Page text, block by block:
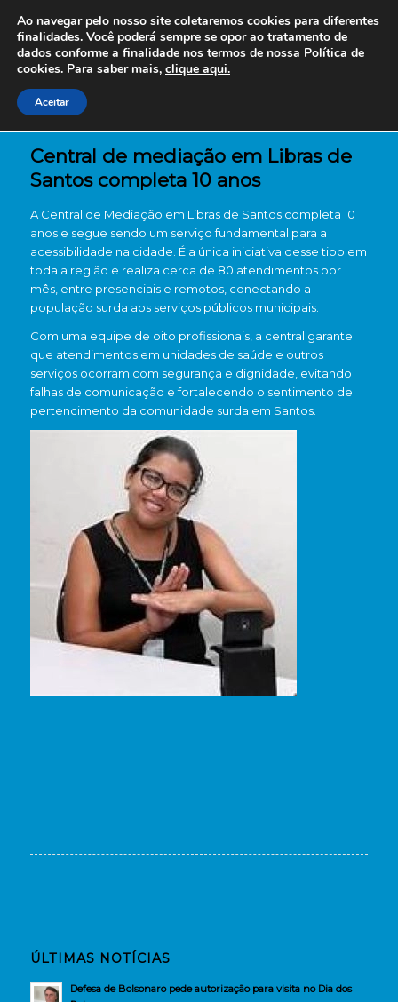
Central de mediação em Libras de
Santos completa 10 anos
A Central de Mediação em Libras de Santos completa 10
anos e segue sendo um serviço fundamental para a
acessibilidade na cidade. É a única iniciativa desse tipo em
toda a região e realiza cerca de 80 atendimentos por
mês, entre presenciais e remotos, conectando a
população surda aos serviços públicos municipais.
Com uma equipe de oito profissionais, a central garante
que atendimentos em unidades de saúde e outros
serviços ocorram com segurança e dignidade, evitando
falhas de comunicação e fortalecendo o sentimento de
pertencimento da comunidade surda em Santos.
ÚLTIMAS NOTÍCIAS
Defesa de Bolsonaro pede autorização para visita no Dia dos
Ao navegar pelo nosso site coletaremos cookies para diferentes
finalidades. Você poderá sempre se opor ao tratamento de
dados conforme a finalidade nos termos de nossa Política de
cookies. Para saber mais, clique aqui.
Aceitar